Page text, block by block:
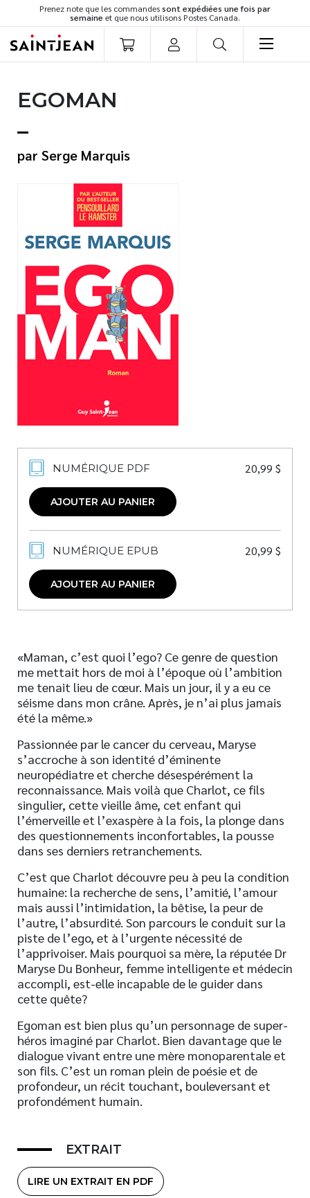
Prenez note que les commandessont expédiées une fois par
semaine et que nous utilisons Postes Canada.
Romans
Développement personnel
Littérature jeunesse
Spiritualité
Culture générale
Témoignages
Vie pratique
Finances
Nouveautés
Numérique
Page vedette
AUTEURS
À PROPOS
CONTACT
EGOMAN
Serge Marquis
NUMÉRIQUE PDF 20,99 $
AJOUTER AU PANIER
NUMÉRIQUE EPUB 20,99 $
AJOUTER AU PANIER
«Maman, c’est quoi l’ego? Ce genre de question
me mettait hors de moi à l’époque où l’ambition
me tenait lieu de cœur. Mais un jour, il y a eu ce
séisme dans mon crâne. Après, je n’ai plus jamais
été la même.»
Passionnée par le cancer du cerveau, Maryse
s’accroche à son identité d’éminente
neuropédiatre et cherche désespérément la
reconnaissance. Mais voilà que Charlot, ce fils
singulier, cette vieille âme, cet enfant qui
l’émerveille et l’exaspère à la fois, la plonge dans
des questionnements inconfortables, la pousse
dans ses derniers retranchements.
C’est que Charlot découvre peu à peu la condition
humaine: la recherche de sens, l’amitié, l’amour
mais aussi l’intimidation, la bêtise, la peur de
l’autre, l’absurdité. Son parcours le conduit sur la
piste de l’ego, et à l’urgente nécessité de
l’apprivoiser. Mais pourquoi sa mère, la réputée Dr
Maryse Du Bonheur, femme intelligente et médecin
accompli, est-elle incapable de le guider dans
cette quête?
Egoman est bien plus qu’un personnage de super-
héros imaginé par Charlot. Bien davantage que le
dialogue vivant entre une mère monoparentale et
son fils. C’est un roman plein de poésie et de
profondeur, un récit touchant, bouleversant et
profondément humain.
EXTRAIT
LIRE UN EXTRAIT EN PDF